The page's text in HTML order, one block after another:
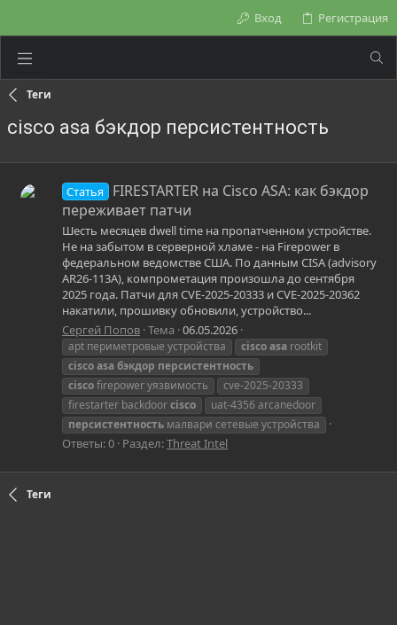
Вход Регистрация
Теги
cisco asa бэкдор персистентность
Статья
FIRESTARTER на Cisco ASA: как бэкдор
переживает патчи
Шесть месяцев dwell time на пропатченном устройстве.
Не на забытом в серверной хламе - на Firepower в
федеральном ведомстве США. По данным CISA (advisory
AR26-113A), компрометация произошла до сентября
2025 года. Патчи для CVE-2025-20333 и CVE-2025-20362
накатили, прошивку обновили, устройство...
Сергей Попов Тема 06.05.2026
apt периметровые устройства ciscoasa rootkit
ciscoasaбэкдор персистентность
ciscofirepower уязвимость
cve-2025-20333
firestarter backdoorcisco
uat-4356 arcanedoor
персистентность малвари сетевые устройства
Ответы: 0 Раздел:Threat Intel
Теги